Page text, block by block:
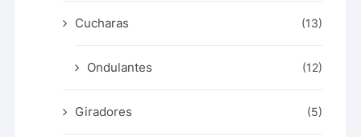
Cucharas (13)
Ondulantes (12)
Giradores (5)